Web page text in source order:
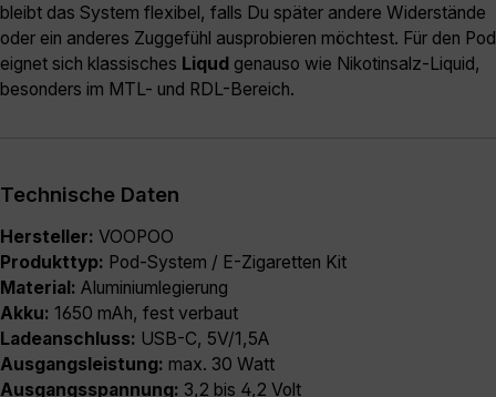
bleibt das System flexibel, falls Du später andere Widerstände
oder ein anderes Zuggefühl ausprobieren möchtest. Für den Pod
eignet sich klassisches Liqud genauso wie Nikotinsalz-Liquid,
besonders im MTL- und RDL-Bereich.
Technische Daten
Hersteller: VOOPOO
Produkttyp: Pod-System / E-Zigaretten Kit
Material: Aluminiumlegierung
Akku: 1650 mAh, fest verbaut
Ladeanschluss: USB-C, 5V/1,5A
Ausgangsleistung: max. 30 Watt
Ausgangsspannung: 3,2 bis 4,2 Volt